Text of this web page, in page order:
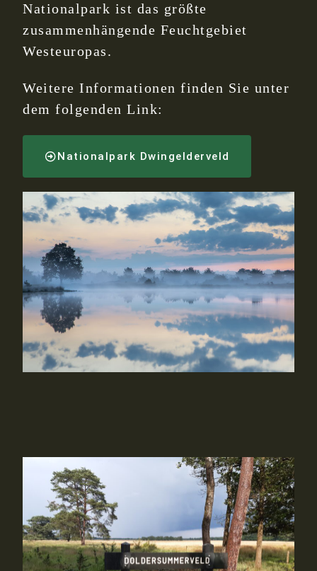
Nationalpark ist das größte
zusammenhängende Feuchtgebiet
Westeuropas.
Weitere Informationen finden Sie unter
dem folgenden Link:
Nationalpark Dwingelderveld